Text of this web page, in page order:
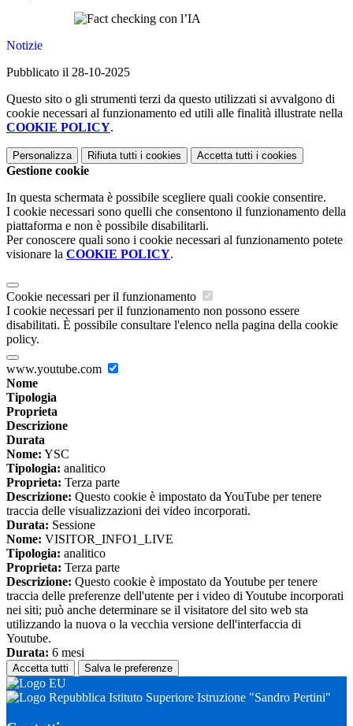
Notizie
Pubblicato il 28-10-2025
Questo sito o gli strumenti terzi da questo utilizzati si avvalgono di
cookie necessari al funzionamento ed utili alle finalità illustrate nella
COOKIE POLICY.
Personalizza Rifiuta tutti i cookies Accetta tutti i cookies
Gestione cookie
In questa schermata è possibile scegliere quali cookie consentire.
I cookie necessari sono quelli che consentono il funzionamento della
piattaforma e non è possibile disabilitarli.
Per conoscere quali sono i cookie necessari al funzionamento potete
visionare la COOKIE POLICY.
Cookie necessari per il funzionamento
I cookie necessari per il funzionamento non possono essere
disabilitati. È possibile consultare l'elenco nella pagina della cookie
policy.
www.youtube.com
Nome
Tipologia
Proprieta
Descrizione
Durata
Nome: YSC
Tipologia: analitico
Proprieta: Terza parte
Descrizione: Questo cookie è impostato da YouTube per tenere
traccia delle visualizzazioni dei video incorporati.
Durata: Sessione
Nome: VISITOR_INFO1_LIVE
Tipologia: analitico
Proprieta: Terza parte
Descrizione: Questo cookie è impostato da Youtube per tenere
traccia delle preferenze dell'utente per i video di Youtube incorporati
nei siti; può anche determinare se il visitatore del sito web sta
utilizzando la nuova o la vecchia versione dell'interfaccia di
Youtube.
Durata: 6 mesi
Accetta tutti Salva le preferenze
Istituto Superiore Istruzione "Sandro Pertini"